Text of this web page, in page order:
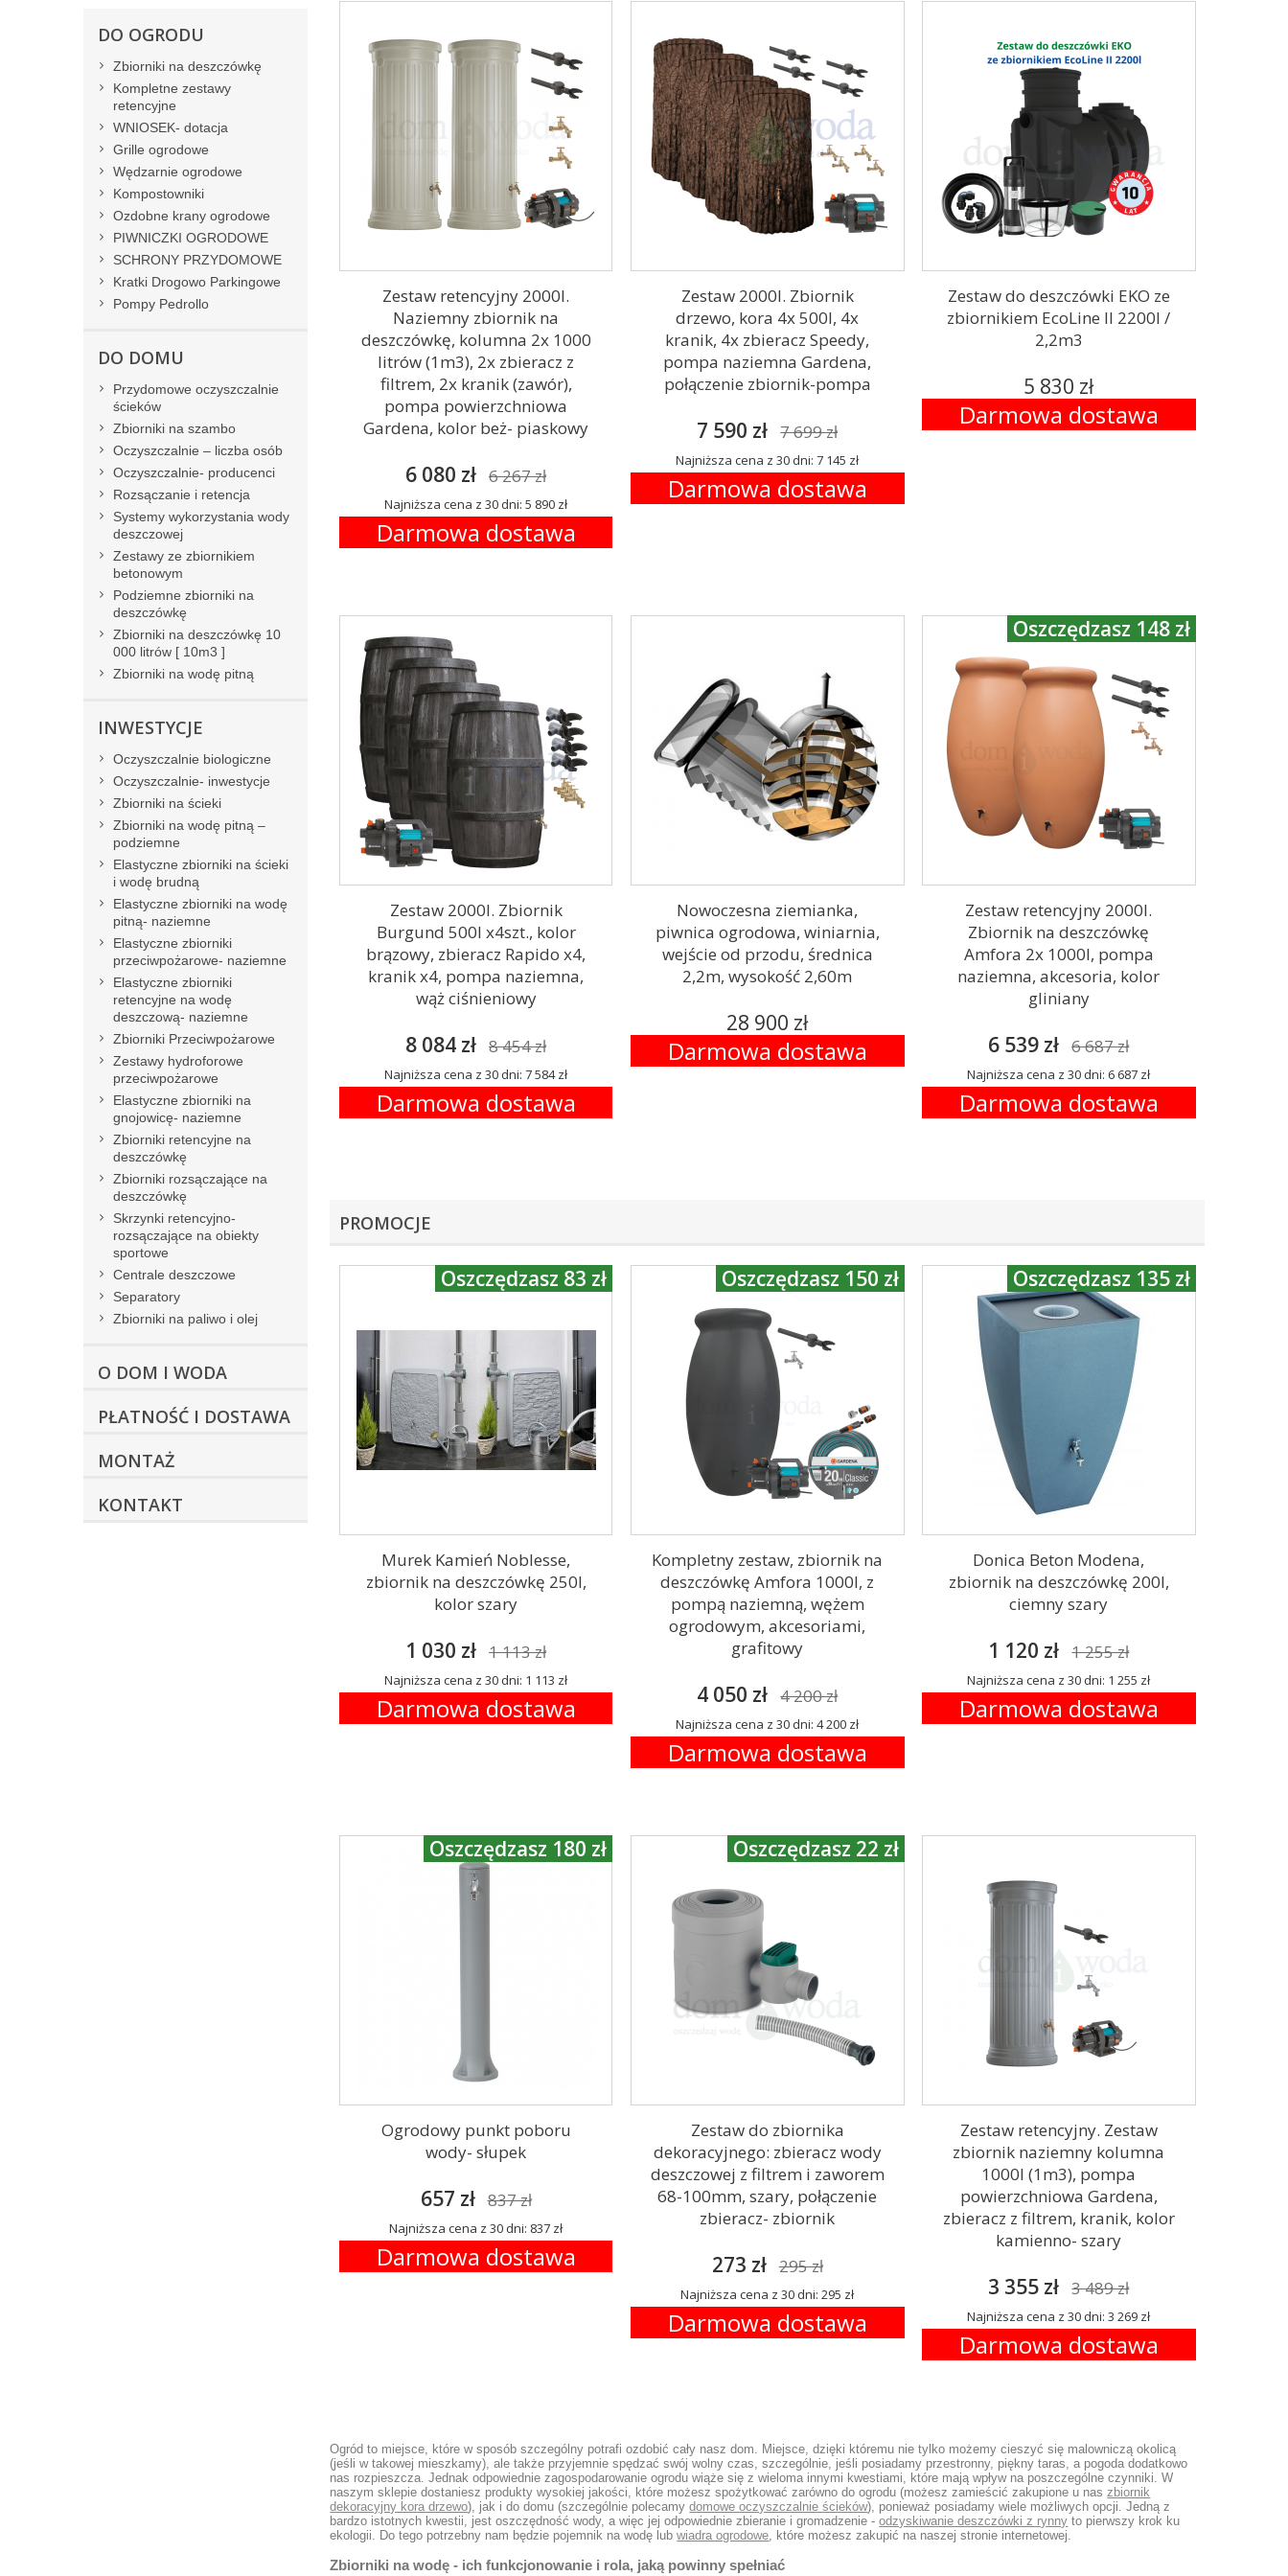
DO OGRODU
Zbiorniki na deszczówkę
Kompletne zestawy
retencyjne
WNIOSEK- dotacja
Grille ogrodowe
Wędzarnie ogrodowe
Kompostowniki
Ozdobne krany ogrodowe
PIWNICZKI OGRODOWE
SCHRONY PRZYDOMOWE
Kratki Drogowo Parkingowe
Pompy Pedrollo
DO DOMU
Przydomowe oczyszczalnie
ścieków
Zbiorniki na szambo
Oczyszczalnie – liczba osób
Oczyszczalnie- producenci
Rozsączanie i retencja
Systemy wykorzystania wody
deszczowej
Zestawy ze zbiornikiem
betonowym
Podziemne zbiorniki na
deszczówkę
Zbiorniki na deszczówkę 10
000 litrów [ 10m3 ]
Zbiorniki na wodę pitną
INWESTYCJE
Oczyszczalnie biologiczne
Oczyszczalnie- inwestycje
Zbiorniki na ścieki
Zbiorniki na wodę pitną –
podziemne
Elastyczne zbiorniki na ścieki
i wodę brudną
Elastyczne zbiorniki na wodę
pitną- naziemne
Elastyczne zbiorniki
przeciwpożarowe- naziemne
Elastyczne zbiorniki
retencyjne na wodę
deszczową- naziemne
Zbiorniki Przeciwpożarowe
Zestawy hydroforowe
przeciwpożarowe
Elastyczne zbiorniki na
gnojowicę- naziemne
Zbiorniki retencyjne na
deszczówkę
Zbiorniki rozsączające na
deszczówkę
Skrzynki retencyjno-
rozsączające na obiekty
sportowe
Centrale deszczowe
Separatory
Zbiorniki na paliwo i olej
O DOM I WODA
PŁATNOŚĆ I DOSTAWA
MONTAŻ
KONTAKT
Zestaw retencyjny 2000l.
Naziemny zbiornik na
deszczówkę, kolumna 2x 1000
litrów (1m3), 2x zbieracz z
filtrem, 2x kranik (zawór),
pompa powierzchniowa
Gardena, kolor beż- piaskowy
6 080 zł 6 267 zł
Najniższa cena z 30 dni: 5 890 zł
Darmowa dostawa
Zestaw 2000l. Zbiornik
drzewo, kora 4x 500l, 4x
kranik, 4x zbieracz Speedy,
pompa naziemna Gardena,
połączenie zbiornik-pompa
7 590 zł 7 699 zł
Najniższa cena z 30 dni: 7 145 zł
Darmowa dostawa
Zestaw do deszczówki EKO ze
zbiornikiem EcoLine II 2200l /
2,2m3
5 830 zł
Darmowa dostawa
Zestaw 2000l. Zbiornik
Burgund 500l x4szt., kolor
brązowy, zbieracz Rapido x4,
kranik x4, pompa naziemna,
wąż ciśnieniowy
8 084 zł 8 454 zł
Najniższa cena z 30 dni: 7 584 zł
Darmowa dostawa
Nowoczesna ziemianka,
piwnica ogrodowa, winiarnia,
wejście od przodu, średnica
2,2m, wysokość 2,60m
28 900 zł
Darmowa dostawa
Zestaw retencyjny 2000l.
Zbiornik na deszczówkę
Amfora 2x 1000l, pompa
naziemna, akcesoria, kolor
gliniany
6 539 zł 6 687 zł
Najniższa cena z 30 dni: 6 687 zł
Darmowa dostawa
Oszczędzasz 148 zł
PROMOCJE
Murek Kamień Noblesse,
zbiornik na deszczówkę 250l,
kolor szary
1 030 zł 1 113 zł
Najniższa cena z 30 dni: 1 113 zł
Darmowa dostawa
Oszczędzasz 83 zł
Kompletny zestaw, zbiornik na
deszczówkę Amfora 1000l, z
pompą naziemną, wężem
ogrodowym, akcesoriami,
grafitowy
4 050 zł 4 200 zł
Najniższa cena z 30 dni: 4 200 zł
Darmowa dostawa
Oszczędzasz 150 zł
Donica Beton Modena,
zbiornik na deszczówkę 200l,
ciemny szary
1 120 zł 1 255 zł
Najniższa cena z 30 dni: 1 255 zł
Darmowa dostawa
Oszczędzasz 135 zł
Ogrodowy punkt poboru
wody- słupek
657 zł 837 zł
Najniższa cena z 30 dni: 837 zł
Darmowa dostawa
Oszczędzasz 180 zł
Zestaw do zbiornika
dekoracyjnego: zbieracz wody
deszczowej z filtrem i zaworem
68-100mm, szary, połączenie
zbieracz- zbiornik
273 zł 295 zł
Najniższa cena z 30 dni: 295 zł
Darmowa dostawa
Oszczędzasz 22 zł
Zestaw retencyjny. Zestaw
zbiornik naziemny kolumna
1000l (1m3), pompa
powierzchniowa Gardena,
zbieracz z filtrem, kranik, kolor
kamienno- szary
3 355 zł 3 489 zł
Najniższa cena z 30 dni: 3 269 zł
Darmowa dostawa
Ogród to miejsce, które w sposób szczególny potrafi ozdobić cały nasz dom. Miejsce, dzięki któremu nie tylko możemy cieszyć się malowniczą okolicą
(jeśli w takowej mieszkamy), ale także przyjemnie spędzać swój wolny czas, szczególnie, jeśli posiadamy przestronny, piękny taras, a pogoda dodatkowo
nas rozpieszcza. Jednak odpowiednie zagospodarowanie ogrodu wiąże się z wieloma innymi kwestiami, które mają wpływ na poszczególne czynniki. W
naszym sklepie dostaniesz produkty wysokiej jakości, które możesz spożytkować zarówno do ogrodu (możesz zamieścić zakupione u naszbiornik
dekoracyjny kora drzewo), jak i do domu (szczególnie polecamydomowe oczyszczalnie ścieków), ponieważ posiadamy wiele możliwych opcji. Jedną z
bardzo istotnych kwestii, jest oszczędność wody, a więc jej odpowiednie zbieranie i gromadzenie -odzyskiwanie deszczówki z rynny to pierwszy krok ku
ekologii. Do tego potrzebny nam będzie pojemnik na wodę lubwiadra ogrodowe, które możesz zakupić na naszej stronie internetowej.
Zbiorniki na wodę - ich funkcjonowanie i rola, jaką powinny spełniać